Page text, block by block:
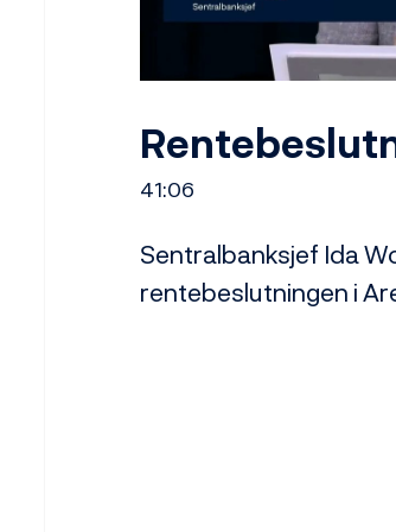
41:06
Sentralbanksjef Ida
rentebeslutningen i